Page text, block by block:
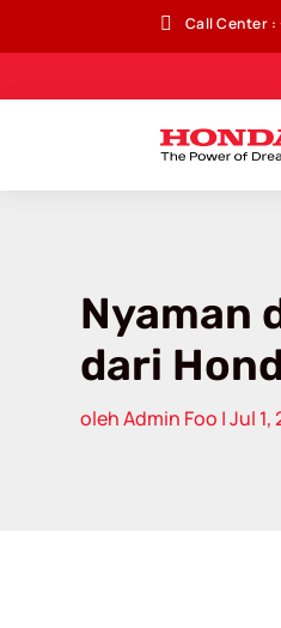
 Call Center :
Nyaman
dari
olehAdmin Foo |Jul 1,